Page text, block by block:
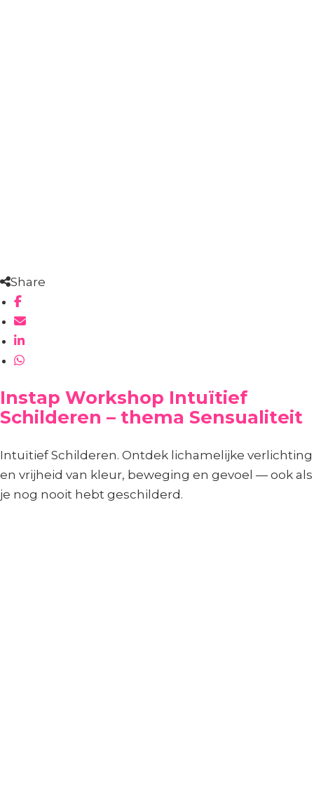
Share
Instap Workshop Intuïtief
Schilderen – thema Sensualiteit
Intuïtief Schilderen. Ontdek lichamelijke verlichting
en vrijheid van kleur, beweging en gevoel — ook als
je nog nooit hebt geschilderd.